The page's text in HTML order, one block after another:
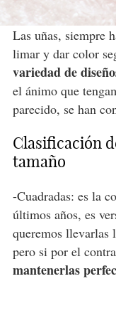
Las uñas, siempre
limar y dar color
variedad de
el ánimo que
parecido, se han
Clasificación
tamaño
-Cuadradas: es la
últimos años, es
queremos llevarlas
pero si por el
mantenerlas